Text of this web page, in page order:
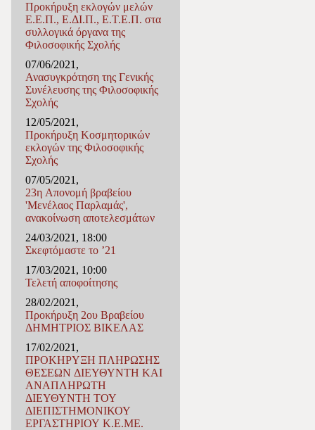
Προκήρυξη εκλογών μελών
Ε.Ε.Π., Ε.ΔΙ.Π., Ε.Τ.Ε.Π. στα
συλλογικά όργανα της
Φιλοσοφικής Σχολής
07/06/2021,
Ανασυγκρότηση της Γενικής
Συνέλευσης της Φιλοσοφικής
Σχολής
12/05/2021,
Προκήρυξη Κοσμητορικών
εκλογών της Φιλοσοφικής
Σχολής
07/05/2021,
23η Απονομή βραβείου
'Μενέλαος Παρλαμάς',
ανακοίνωση αποτελεσμάτων
24/03/2021, 18:00
Σκεφτόμαστε το ’21
17/03/2021, 10:00
Τελετή αποφοίτησης
28/02/2021,
Προκήρυξη 2ου Βραβείου
ΔΗΜΗΤΡΙΟΣ ΒΙΚΕΛΑΣ
17/02/2021,
ΠΡΟΚΗΡΥΞΗ ΠΛΗΡΩΣΗΣ
ΘΕΣΕΩΝ ΔΙΕΥΘΥΝΤΗ ΚΑΙ
ΑΝΑΠΛΗΡΩΤΗ
ΔΙΕΥΘΥΝΤΗ ΤΟΥ
ΔΙΕΠΙΣΤΗΜΟΝΙΚΟΥ
ΕΡΓΑΣΤΗΡΙΟΥ Κ.Ε.ΜΕ.